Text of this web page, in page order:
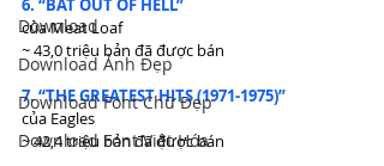
Download
Download Ảnh Đẹp
Download Font Chữ Đẹp
Download Font Việt Hóa
6. “BAT OUT OF HELL”
của Meat Loaf
~ 43,0 triệu bản đã được bán
7. “THE GREATEST HITS (1971-1975)”
của Eagles
~ 42,4 triệu bản đã được bán